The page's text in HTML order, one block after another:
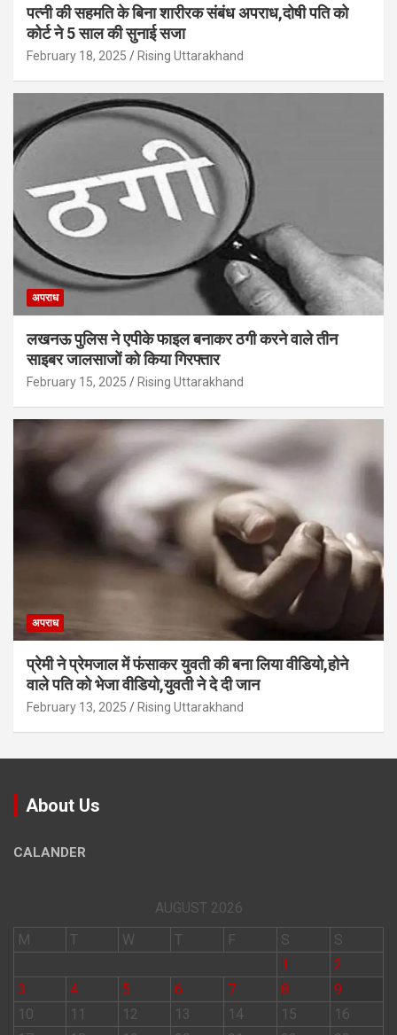
पत्नी की सहमति के बिना शारीरक संबंध अपराध,दोषी पति को
कोर्ट ने 5 साल की सुनाई सजा
February 18, 2025 Rising Uttarakhand
अपराध
लखनऊ पुलिस ने एपीके फाइल बनाकर ठगी करने वाले तीन
साइबर जालसाजों को किया गिरफ्तार
February 15, 2025 Rising Uttarakhand
अपराध
प्रेमी ने प्रेमजाल में फंसाकर युवती की बना लिया वीडियो,होने
वाले पत‍ि को भेजा वीड‍ियो,युवती ने दे दी जान
February 13, 2025 Rising Uttarakhand
About Us
CALANDER
AUGUST 2026
M
T W T F S
S
1
2
3
4 5 6 7 8
9
10
11 12 13 14 15
16